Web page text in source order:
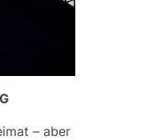
– aber